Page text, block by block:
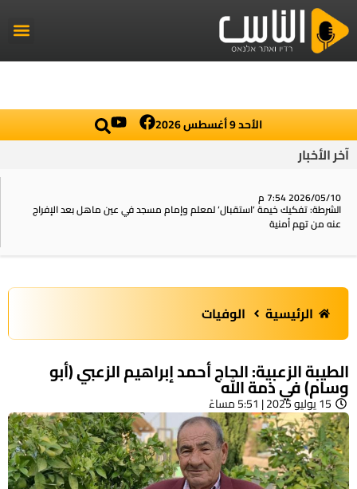
الأحد 9 أغسطس 2026
آخر الأخبار
2026/05/10 7:54 م
الشرطة: تفكيك خيمة ‘استقبال‘ لمعلم وإمام مسجد في عين ماهل بعد الإفراج
عنه من تهم أمنية
الرئيسية الوفيات
الطيبة الزعبية: الحاج أحمد إبراهيم الزعبي (أبو
وسام) في ذمة الله
15 يوليو 2025 | 5:51 مساءً